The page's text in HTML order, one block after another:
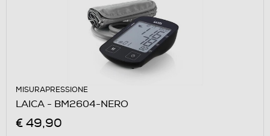
MISURAPRESSIONE
LAICA - BM2604-NERO
€ 49,90